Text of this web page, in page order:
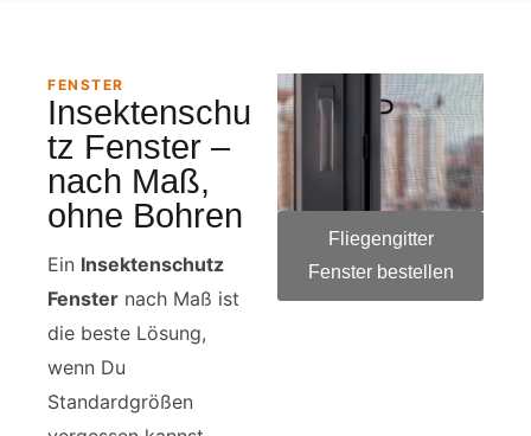
FENSTER
Insektenschu
tz Fenster –
nach Maß,
ohne Bohren
Ein Insektenschutz
Fenster nach Maß ist
die beste Lösung,
wenn Du
Standardgrößen
Fliegengitter
Fenster bestellen